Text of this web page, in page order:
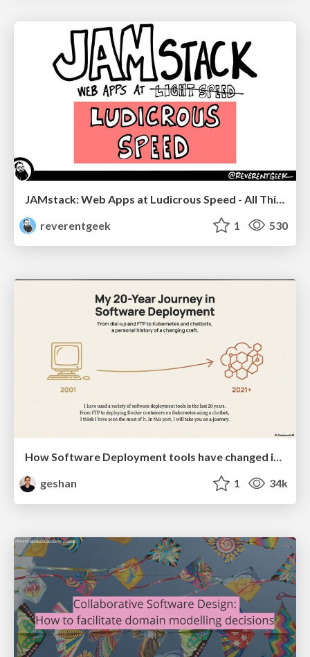
reverentgeek
1 530
How Software Deployment tools have changed in the past 20 years
geshan
1 34k